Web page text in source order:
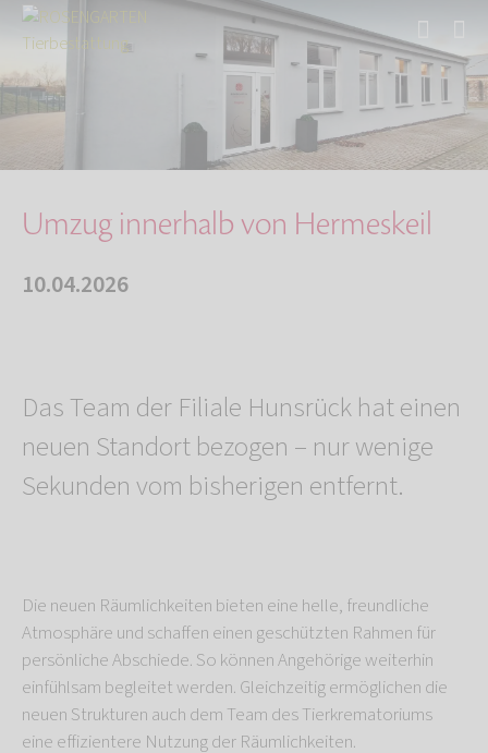
Start Umzug innerhalb von Hermeskeil
Umzug innerhalb von Hermeskeil
10.04.2026
Das Team der Filiale Hunsrück hat einen
neuen Standort bezogen – nur wenige
Sekunden vom bisherigen entfernt.
Die neuen Räumlichkeiten bieten eine helle, freundliche
Atmosphäre und schaffen einen geschützten Rahmen für
persönliche Abschiede. So können Angehörige weiterhin
einfühlsam begleitet werden. Gleichzeitig ermöglichen die
neuen Strukturen auch dem Team des Tierkrematoriums
eine effizientere Nutzung der Räumlichkeiten.